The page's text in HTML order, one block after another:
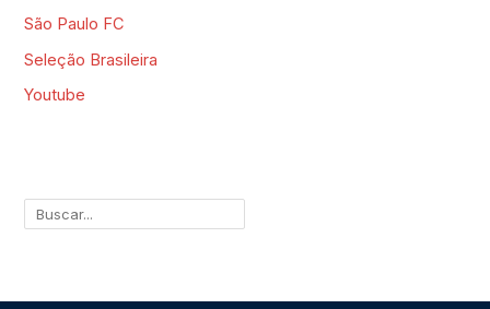
São Paulo FC
Seleção Brasileira
Youtube